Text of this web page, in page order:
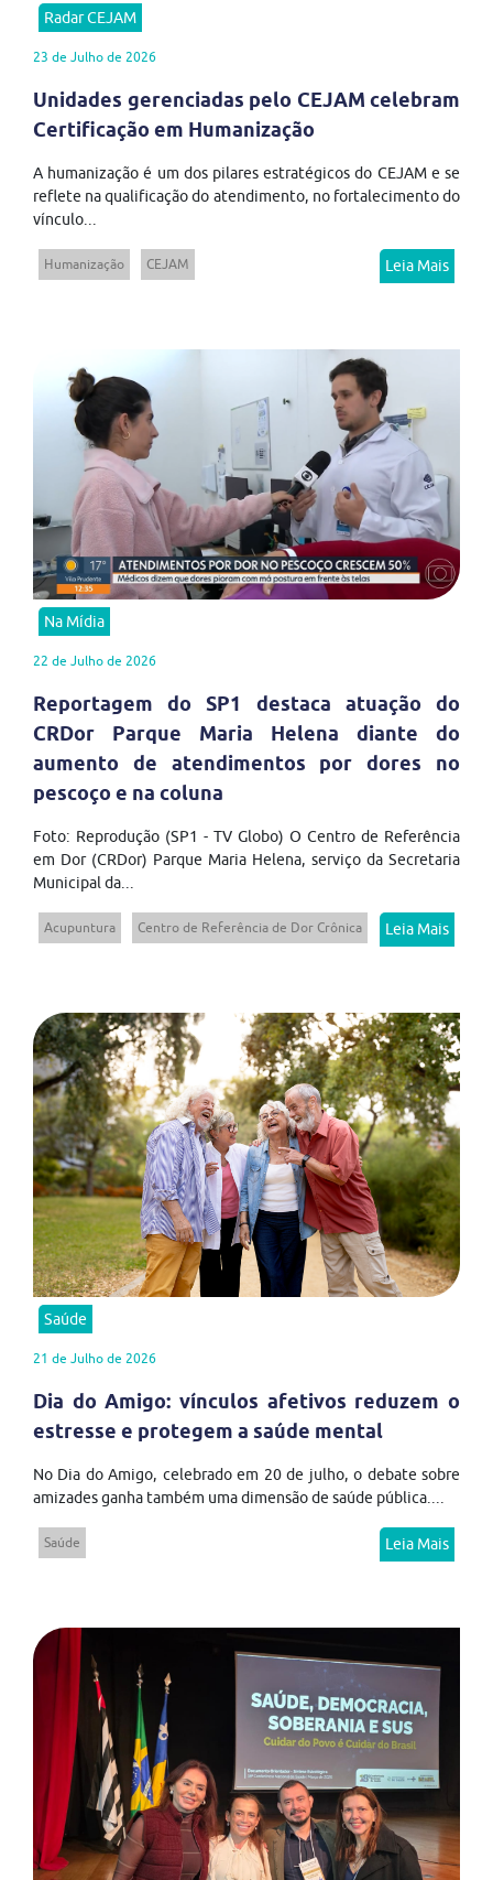
Radar CEJAM
23 de Julho de 2026
Unidades gerenciadas pelo CEJAM celebram
Certificação em Humanização
A humanização é um dos pilares estratégicos do CEJAM e se
reflete na qualificação do atendimento, no fortalecimento do
vínculo...
Humanização CEJAM Leia Mais
Na Mídia
22 de Julho de 2026
Reportagem do SP1 destaca atuação do
CRDor Parque Maria Helena diante do
aumento de atendimentos por dores no
pescoço e na coluna
Foto: Reprodução (SP1 - TV Globo) O Centro de Referência
em Dor (CRDor) Parque Maria Helena, serviço da Secretaria
Municipal da...
Acupuntura Centro de Referência de Dor Crônica Leia Mais
Saúde
21 de Julho de 2026
Dia do Amigo: vínculos afetivos reduzem o
estresse e protegem a saúde mental
No Dia do Amigo, celebrado em 20 de julho, o debate sobre
amizades ganha também uma dimensão de saúde pública....
Saúde Leia Mais